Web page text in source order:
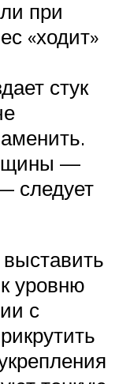
при
«ходит»
стук
—
следует
уровню
с